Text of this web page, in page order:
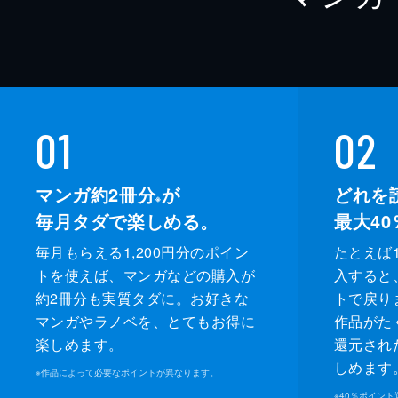
01
マンガ約2冊分※が
毎月タダで楽しめる。
毎月もらえる1,200円分のポイン
トを使えば、マンガなどの購入が
約2冊分も実質タダに。お好きな
マンガやラノベを、とてもお得に
楽しめます。
※作品によって必要なポイントが異なります。
02
どれを
最大40
たとえ
入する
トで戻
作品がた
還元され
しめます
※40％ポイント